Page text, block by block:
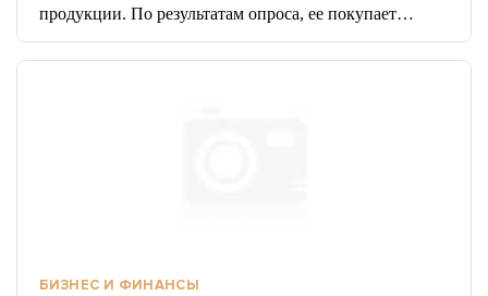
продукции. По результатам опроса, ее покупает…
БИЗНЕС И ФИНАНСЫ